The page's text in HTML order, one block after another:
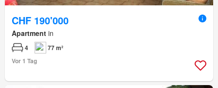
CHF 190'000
Apartment in
4
77 m²
Vor 1 Tag